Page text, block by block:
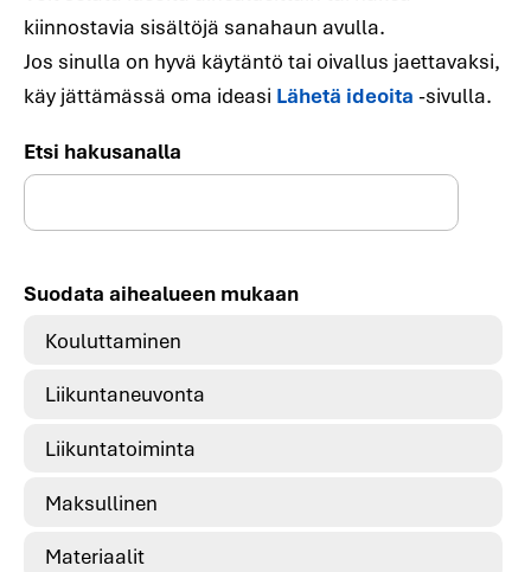
kiinnostavia sisältöjä sanahaun avulla.
Jos sinulla on hyvä käytäntö tai oivallus jaettavaksi,
käy jättämässä oma ideasi Lähetä ideoita -sivulla.
Etsi hakusanalla
Suodata aihealueen mukaan
Kouluttaminen
Liikuntaneuvonta
Liikuntatoiminta
Maksullinen
Materiaalit